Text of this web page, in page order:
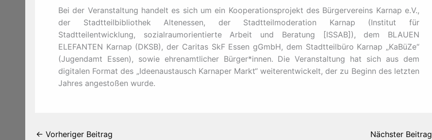
Bei der Veranstaltung handelt es sich um ein Kooperationsprojekt des Bürgervereins Karnap e.V.,
der Stadtteilbibliothek Altenessen, der Stadtteilmoderation Karnap (Institut für
Stadtteilentwicklung, sozialraumorientierte Arbeit und Beratung [ISSAB]), dem BLAUEN
ELEFANTEN Karnap (DKSB), der Caritas SkF Essen gGmbH, dem Stadtteilbüro Karnap „KaBüZe“
(Jugendamt Essen), sowie ehrenamtlicher Bürger*innen. Die Veranstaltung hat sich aus dem
digitalen Format des „Ideenaustausch Karnaper Markt“ weiterentwickelt, der zu Beginn des letzten
Jahres angestoßen wurde.
← Vorheriger Beitrag Nächster Beitrag